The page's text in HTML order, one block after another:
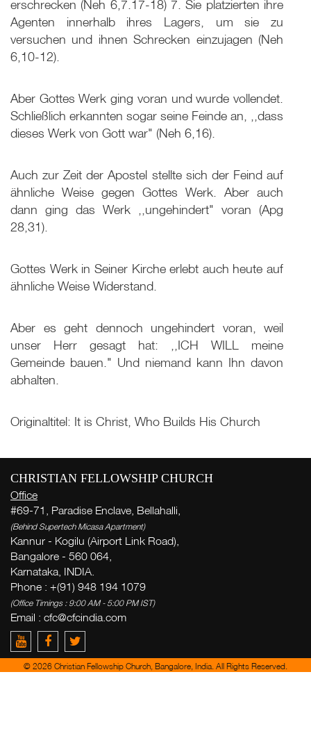
erschrecken (Neh 6,7.17-18) 7. Sie platzierten ihre
Agenten innerhalb ihres Lagers, um sie zu
versuchen und ihnen Schrecken einzujagen (Neh
6 ,10-12).
Aber Gottes Werk ging voran und wurde vollendet.
Schließlich erkannten sogar seine Feinde an, ,,dass
dieses Werk von Gott war" (Neh 6 ,16).
Auch zur Zeit der Apostel stellte sich der Feind auf
ähnliche Weise gegen Gottes Werk. Aber auch
dann ging das Werk ,,ungehindert" voran (Apg
28,31).
Gottes Werk in Seiner Kirche erlebt auch heute auf
ähnliche Weise Widerstand.
Aber es geht dennoch ungehindert voran, weil
unser Herr gesagt hat: ,,ICH WILL meine
Gemeinde bauen." Und niemand kann Ihn davon
abhalten.
Originaltitel: It is Christ, Who Builds His Church
CHRISTIAN FELLOWSHIP CHURCH
Office
#69-71, Paradise Enclave, Bellahalli,
(Behind Supertech Micasa Apartment)
Kannur - Kogilu (Airport Link Road),
Bangalore - 560 064,
Karnataka, INDIA.
Phone : +(91) 948 194 1079
(Office Timings : 9:00 AM - 5:00 PM IST)
Email : cfc@cfcindia.com
© 2026 Christian Fellowship Church, Bangalore, India. All Rights Reserved.